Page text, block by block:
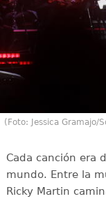
(Foto: Jessica Gramajo/
Cada canción era
mundo. Entre la
Ricky Martin